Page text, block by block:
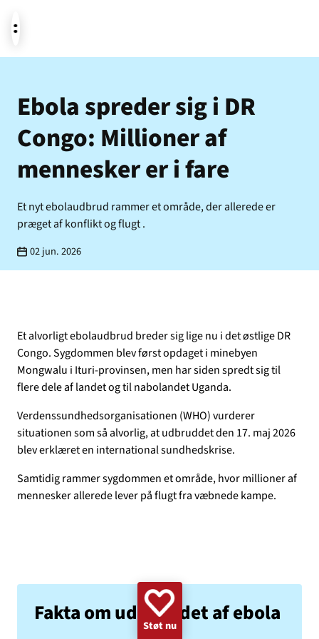
Aktuelt
Støt
Om os
GAZA KVINDER UKRAINE NØDHJÆLP
SUDAN
MINERYDNING
KLIMA BØRN
Ebola spreder sig i DR
Congo: Millioner af
mennesker er i fare
Et nyt ebolaudbrud rammer et område, der allerede er
præget af konflikt og flugt .
02 jun. 2026
Et alvorligt ebolaudbrud breder sig lige nu i det østlige DR
Congo. Sygdommen blev først opdaget i minebyen
Mongwalu i Ituri-provinsen, men har siden spredt sig til
flere dele af landet og til nabolandet Uganda.
Verdenssundhedsorganisationen (WHO) vurderer
situationen som så alvorlig, at udbruddet den 17. maj 2026
blev erklæret en international sundhedskrise.
Samtidig rammer sygdommen et område, hvor millioner af
mennesker allerede lever på flugt fra væbnede kampe.
Fakta om udbruddet af ebola
Støt nu